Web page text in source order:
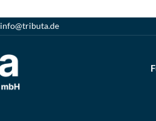
info@tributa.de